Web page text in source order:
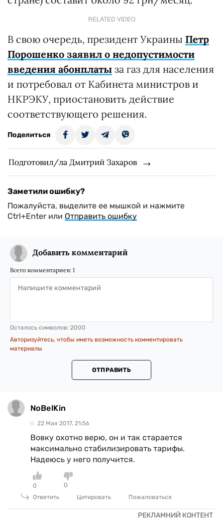
RELATED VIDEO
В свою очередь, президент Украины Петр
Порошенко заявил о недопустимости
введения абонплаты за газ для населения
и потребовал от Кабинета министров и
НКРЭКУ, приостановить действие
соответствующего решения.
Поделиться
Подготовил/ла Дмитрий Захаров
Заметили ошибку?
Пожалуйста, выделите ее мышкой и нажмите
Ctrl+Enter или Отправить ошибку
Добавить комментарий
Всего комментариев: 1
Осталось символов: 2000
Авторизуйтесь, чтобы иметь возможность комментировать
материалы
ОТПРАВИТЬ
NoBelKin
22 Мая 2017, 21:56
Вовку охотно верю, он и так старается
максимально стабилизировать тарифы.
Надеюсь у него получится.
0
0
Ответить
Цитировать Пожаловаться